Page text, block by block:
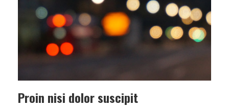
Proin nisi dolor suscipit